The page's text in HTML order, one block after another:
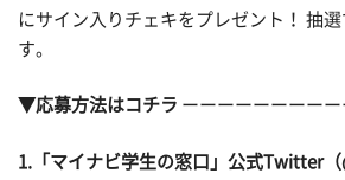
にサイン入りチェキをプレゼント！ 抽
す。
▼応募方法はコチラ ーーーーーーーーー
1.「マイナビ学生の窓口」公式Twitter